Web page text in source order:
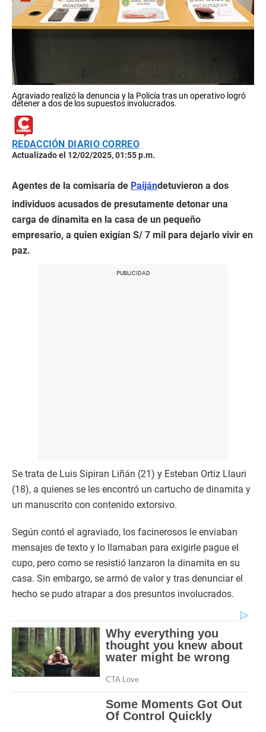
Agraviado realizó la denuncia y la Policía tras un operativo logró
detener a dos de los supuestos involucrados.
REDACCIÓN DIARIO CORREO
Actualizado el 12/02/2025, 01:55 p.m.
Agentes de la comisaría de Paijándetuvieron a dos
individuos acusados de presutamente detonar una
carga de dinamita en la casa de un pequeño
empresario, a quien exigían S/ 7 mil para dejarlo vivir en
paz.
Se trata de Luis Sipiran Liñán (21) y Esteban Ortiz Llauri
(18), a quienes se les encontró un cartucho de dinamita y
un manuscrito con contenido extorsivo.
Según contó el agraviado, los facinerosos le enviaban
mensajes de texto y lo llamaban para exigirle pague el
cupo, pero como se resistió lanzaron la dinamita en su
casa. Sin embargo, se armó de valor y tras denunciar el
hecho se pudo atrapar a dos presuntos involucrados.